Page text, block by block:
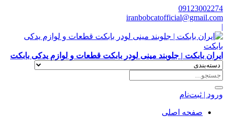
09123002274
iranbobcatofficial@gmail.com
|
ایران بابکت | جلوبند مینی لودر بابکت قطعات و لوازم یدکی بابکت
ورود | ثبت‌نام
صفحه اصلی